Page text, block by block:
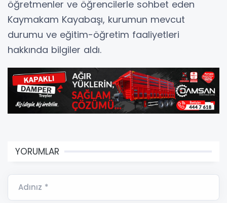
öğretmenler ve öğrencilerle sohbet eden
Kaymakam Kayabaşı, kurumun mevcut
durumu ve eğitim-öğretim faaliyetleri
hakkında bilgiler aldı.
YORUMLAR
Adınız *